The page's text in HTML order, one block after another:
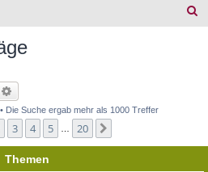
• Die Suche ergab mehr als 1000 Treffer
3 4 5 20
Themen